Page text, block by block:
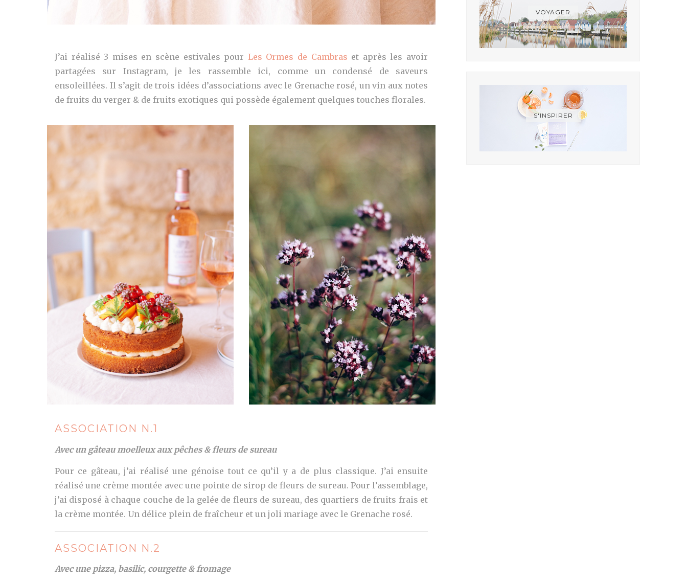
J’ai réalisé 3 mises en scène estivales pour Les Ormes de Cambras et après les avoir
partagées sur Instagram, je les rassemble ici, comme un condensé de saveurs
ensoleillées. Il s’agit de trois idées d’associations avec le Grenache rosé, un vin aux notes
de fruits du verger & de fruits exotiques qui possède également quelques touches florales.
ASSOCIATION N.1
Avec un gâteau moelleux aux pêches & fleurs de sureau
Pour ce gâteau, j’ai réalisé une génoise tout ce qu’il y a de plus classique. J’ai ensuite
réalisé une crème montée avec une pointe de sirop de fleurs de sureau. Pour l’assemblage,
j’ai disposé à chaque couche de la gelée de fleurs de sureau, des quartiers de fruits frais et
la crème montée. Un délice plein de fraîcheur et un joli mariage avec le Grenache rosé.
ASSOCIATION N.2
Avec une pizza, basilic, courgette & fromage
VOYAGER
S'INSPIRER